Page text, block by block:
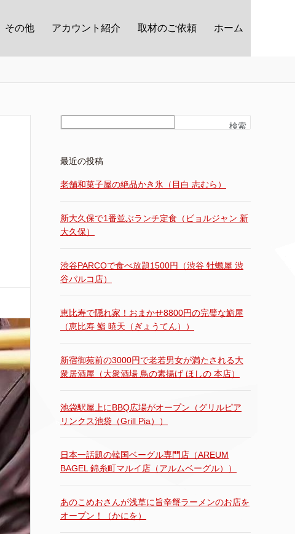
その他 アカウント紹介 取材のご依頼 ホーム
検索
最近の投稿
老舗和菓子屋の絶品かき氷（目白 志むら）
新大久保で1番並ぶランチ定食（ビョルジャン 新
大久保）
渋谷PARCOで食べ放題1500円（渋谷 牡蠣屋 渋
谷パルコ店）
恵比寿で隠れ家！おまかせ8800円の完璧な鮨屋
（恵比寿 鮨 暁天（ぎょうてん））
新宿御苑前の3000円で老若男女が満たされる大
衆居酒屋（大衆酒場 鳥の素揚げ ほしの 本店）
池袋駅屋上にBBQ広場がオープン（グリルピア
リンクス池袋（Grill Pia））
日本一話題の韓国ベーグル専門店（AREUM
BAGEL 錦糸町マルイ店（アルムベーグル））
あのこめおさんが浅草に旨辛蟹ラーメンのお店を
オープン！（かにを）